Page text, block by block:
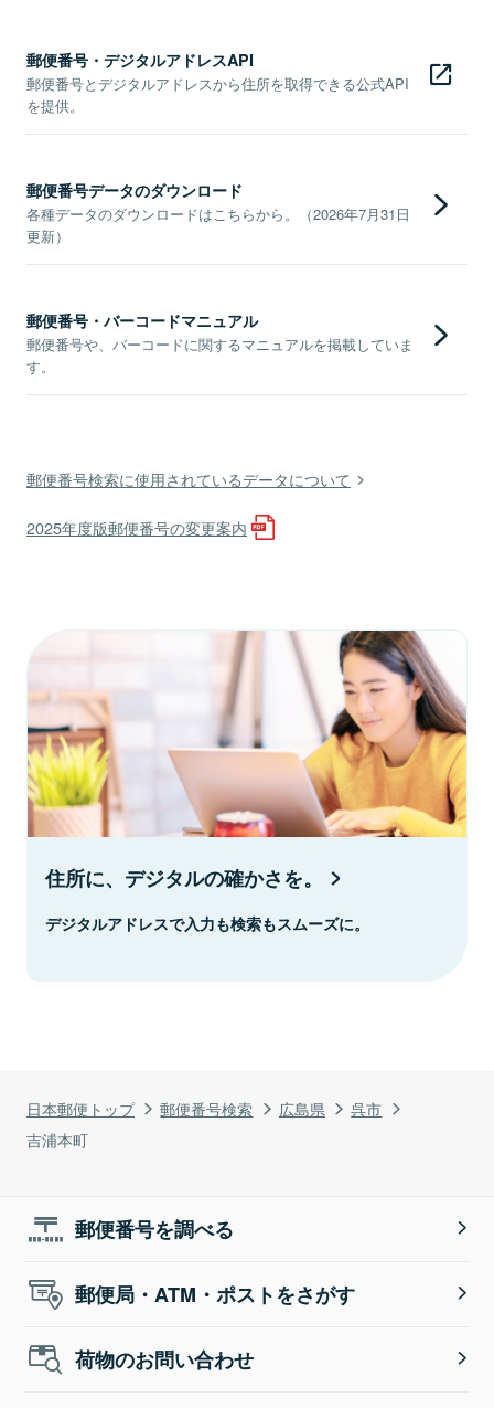
日本郵便トップ 郵便番号検索 広島県
呉市
吉浦本町
郵便番号・デジタルアドレスAPI
郵便番号とデジタルアドレスから住所を取得できる公式API
を提供。
郵便番号データのダウンロード
各種データのダウンロードはこちらから。（2026年7月31日
更新）
郵便番号・バーコードマニュアル
郵便番号や、バーコードに関するマニュアルを掲載していま
す。
郵便番号検索に使用されているデータについて
2025年度版郵便番号の変更案内
住所に、デジタルの確かさを。
デジタルアドレスで入力も検索もスムーズに。
郵便番号を調べる
郵便局・ATM・ポストをさがす
荷物のお問い合わせ